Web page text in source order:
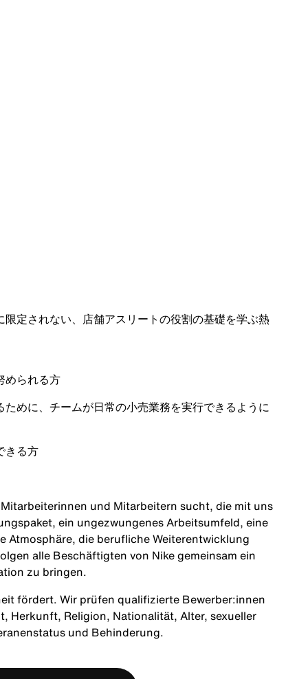
定されない、店舗アスリートの役割の基礎を学ぶ熱
められる方
めに、チームが日常の小売業務を実行できるように
きる方
und Mitarbeitern sucht, die mit uns
ein ungezwungenes Arbeitsumfeld, eine
die berufliche Weiterentwicklung
alle Beschäftigten von Nike gemeinsam ein
zu bringen.
fördert. Wir prüfen qualifizierte Bewerber:innen
Herkunft, Religion, Nationalität, Alter, sexueller
und Behinderung.